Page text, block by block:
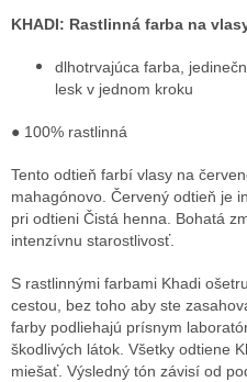
KHADI: Rastlinná farba na
dlhotrvajúca farba,
lesk v jednom kroku
● 100% rastlinná
Tento odtieň farbí vlasy na
mahagónovo. Červený odtieň je
pri odtieni Čistá henna. Bohatá
intenzívnu starostlivosť.
S rastlinnými farbami Khadi
cestou, bez toho aby ste
farby podliehajú prísnym
škodlivých látok. Všetky odtiene
miešať. Výsledný tón závisí od